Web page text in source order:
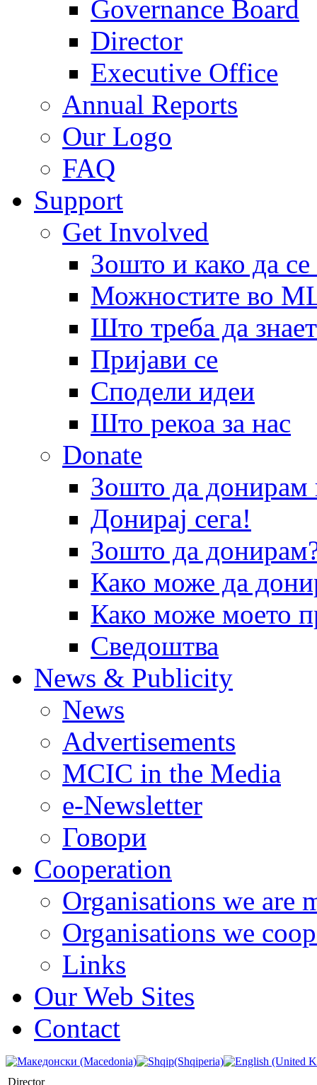
Governance Board
Director
Executive Office
Annual Reports
Our Logo
FAQ
Support
Get Involved
Зошто и како да
Можностите во
Што треба да
Пријави се
Сподели идеи
Што рекоа за нас
Donate
Зошто да
Донирај сега!
Зошто да
Како може да
Како може моето
Сведоштва
News & Publicity
News
Advertisements
MCIC in the Media
e-Newsletter
Говори
Cooperation
Organisations we are
Organisations we
Links
Our Web Sites
Contact
Director